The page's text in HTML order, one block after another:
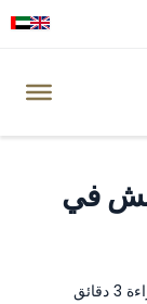
في